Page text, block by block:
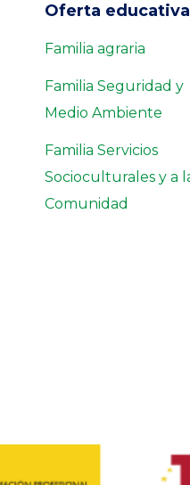
Oferta educativa
Familia agraria
Familia Seguridad y
Medio Ambiente
Familia Servicios
Socioculturales y a
Comunidad